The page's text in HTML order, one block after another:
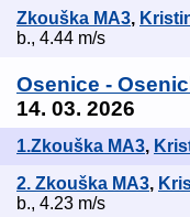
Zkouška MA3,
b., 4.44 m/s
Osenice -
14. 03. 2026
1.Zkouška MA3,
2. Zkouška MA3,
b., 4.23 m/s